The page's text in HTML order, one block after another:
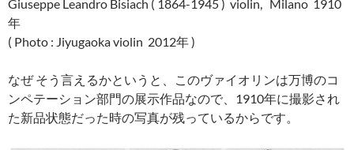
Giuseppe Leandro Bisiach ( 1864-1945 ) violin, Milano 1910
年
( Photo : Jiyugaoka violin 2012年 )
なぜ そう言えるかというと、このヴァイオリンは万博のコ
ンペテーション部門の展示作品なので、1910年に撮影され
た新品状態だった時の写真が残っているからです。